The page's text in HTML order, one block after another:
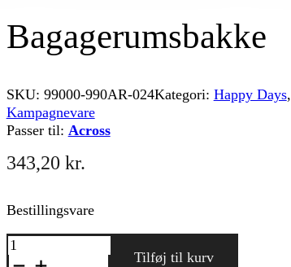
Bagagerumsbakke
SKU: 99000-990AR-024Kategori: Happy Days,
Kampagnevare
Passer til: Across
343,20 kr.
Bestillingsvare
Bagagerumsbakke
antal
Tilføj til kurv